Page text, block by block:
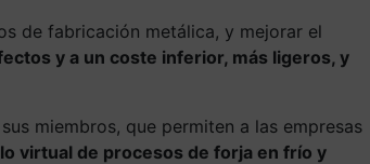
de fabricación metálica, y mejorar el
y a un coste inferior, más ligeros, y
miembros, que permiten a las empresas
virtual de procesos de forja en frío y